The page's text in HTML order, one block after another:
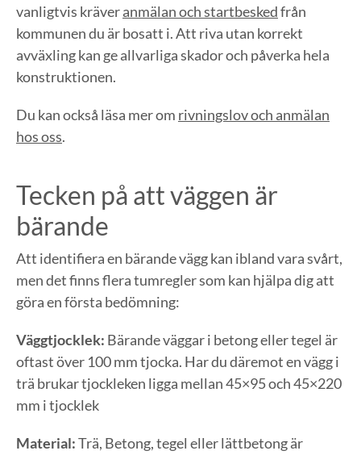
vanligtvis kräveranmälan och startbeskedfrån
kommunen du är bosatt i. Att riva utan korrekt
avväxling kan ge allvarliga skador och påverka hela
konstruktionen.
Du kan också läsa mer om rivningslov och anmälan
hos oss.
Tecken på att väggen är
bärande
Att identifiera en bärande vägg kan ibland vara svårt,
men det finns flera tumregler som kan hjälpa dig att
göra en första bedömning:
Väggtjocklek: Bärande väggar i betong eller tegel är
oftast över 100 mm tjocka. Har du däremot en vägg i
trä brukar tjockleken ligga mellan 45×95 och 45×220
mm i tjocklek
Material:Trä, Betong, tegel eller lättbetong är